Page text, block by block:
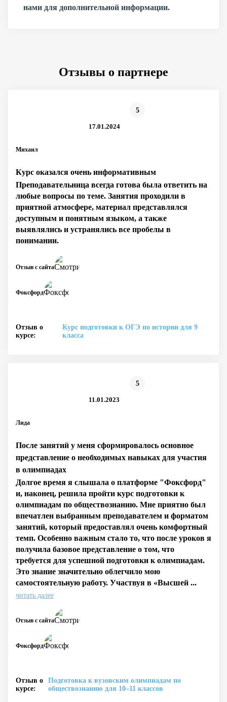
нами для дополнительной информации.
Отзывы о партнере
Михаил
5
17.01.2024
Курс оказался очень информативным
Преподавательница всегда готова была ответить на
любые вопросы по теме. Занятия проходили в
приятной атмосфере, материал представлялся
доступным и понятным языком, а также
выявлялись и устранялись все пробелы в
понимании.
Фоксфорд
Отзыв с сайта
Отзыв о
курсе:
Курс подготовки к ОГЭ по истории для 9
класса
Лида
5
11.01.2023
После занятий у меня сформировалось основное
представление о необходимых навыках для участия
в олимпиадах
Долгое время я слышала о платформе "Фоксфорд"
и, наконец, решила пройти курс подготовки к
олимпиадам по обществознанию. Мне приятно был
впечатлен выбранным преподавателем и форматом
занятий, который предоставлял очень комфортный
темп. Особенно важным стало то, что после уроков я
получила базовое представление о том, что
требуется для успешной подготовки к олимпиадам.
Это знание значительно облегчило мою
самостоятельную работу. Участвуя в «Высшей ...
читать далее
Фоксфорд
Отзыв с сайта
Отзыв о
курсе:
Подготовка к вузовским олимпиадам по
обществознанию для 10–11 классов